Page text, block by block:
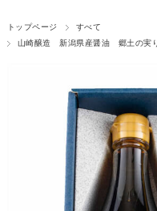
トップページ
すべて
山崎醸造 新潟県産醤油 郷土の